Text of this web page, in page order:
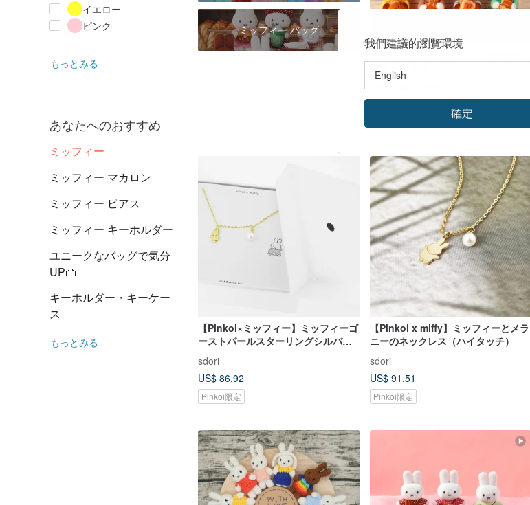
イエロー
ピンク
もっとみる
あなたへのおすすめ
ミッフィー
ミッフィー マカロン
ミッフィー ピアス
ミッフィー キーホルダー
ユニークなバッグで気分
UP👜
キーホルダー・キーケー
ス
もっとみる
ミッフィー バッグ
VIPO HK【公式】
18 人がカートに入れています
【Pinkoi×ミッフィー】ミッフィーゴ
ーストパールスターリングシルバー
ブレスレット
sdori
US$ 86.92
Pinkoi限定
【Pinkoi x miffy】ミッフィーとメラ
ニーのネックレス（ハイタッチ）
sdori
US$ 91.51
Pinkoi限定
我們建議的瀏覽環境
確定